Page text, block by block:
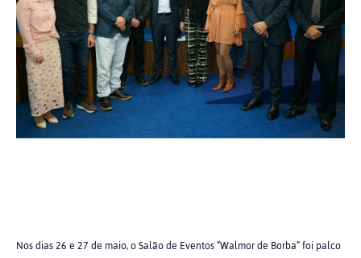
Nos dias 26 e 27 de maio, o Salão de Eventos “Walmor de Borba” foi palco